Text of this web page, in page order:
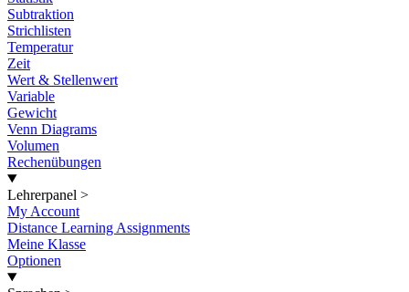
Subtraktion
Strichlisten
Temperatur
Zeit
Wert & Stellenwert
Variable
Gewicht
Venn Diagrams
Volumen
Rechenübungen
Lehrerpanel >
My Account
Distance Learning Assignments
Meine Klasse
Optionen